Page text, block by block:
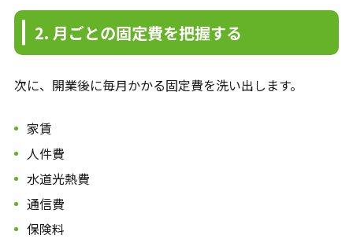
2. 月ごとの固定費を把握する
次に、開業後に毎月かかる固定費を洗い出します。
家賃
人件費
水道光熱費
通信費
保険料